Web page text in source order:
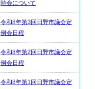
時会について
令和8年第3回日野市議会定
例会日程
令和8年第2回日野市議会定
例会日程
令和8年第1回日野市議会定